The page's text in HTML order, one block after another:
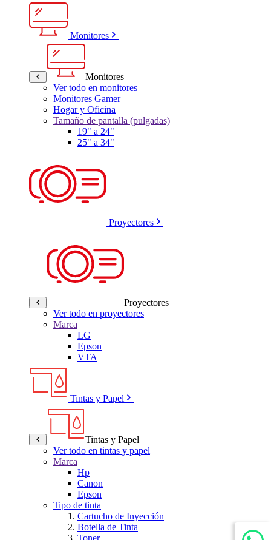
Monitores
Monitores
Ver todo en monitores
Monitores Gamer
Hogar y Oficina
Tamaño de pantalla (pulgadas)
19" a 24"
25" a 34"
Proyectores
Proyectores
Ver todo en proyectores
Marca
LG
Epson
VTA
Tintas y Papel
Tintas y Papel
Ver todo en tintas y papel
Marca
Hp
Canon
Epson
Tipo de tinta
Cartucho de Inyección
Botella de Tinta
Toner